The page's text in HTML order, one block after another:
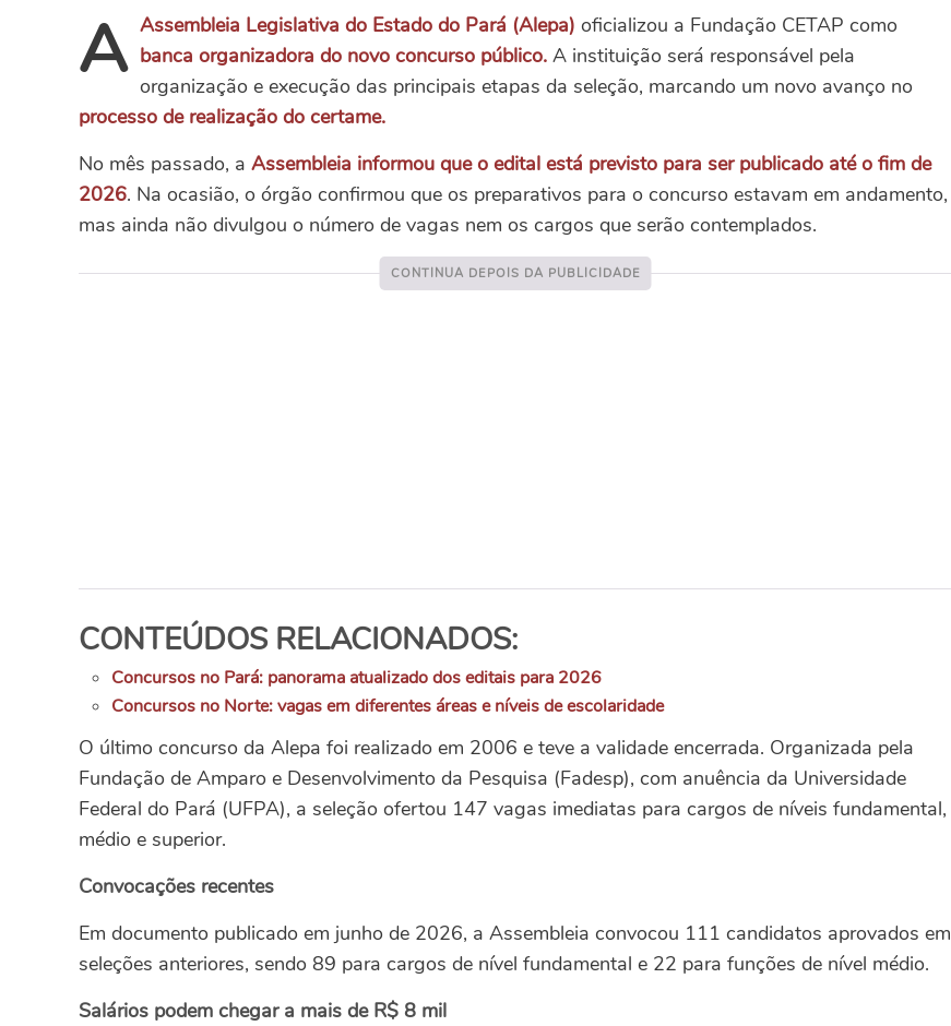
AAssembleia Legislativa do Estado do Pará (Alepa) oficializou a Fundação CETAP como
banca organizadora do novo concurso público.A instituição será responsável pela
organização e execução das principais etapas da seleção, marcando um novo avanço no
processo de realização do certame.
No mês passado, a Assembleia informou que o edital está previsto para ser publicado até o fim de
2026. Na ocasião, o órgão confirmou que os preparativos para o concurso estavam em andamento,
mas ainda não divulgou o número de vagas nem os cargos que serão contemplados.
CONTEÚDOS RELACIONADOS:
Concursos no Pará: panorama atualizado dos editais para 2026
Concursos no Norte: vagas em diferentes áreas e níveis de escolaridade
O último concurso da Alepa foi realizado em 2006 e teve a validade encerrada. Organizada pela
Fundação de Amparo e Desenvolvimento da Pesquisa (Fadesp), com anuência da Universidade
Federal do Pará (UFPA), a seleção ofertou 147 vagas imediatas para cargos de níveis fundamental,
médio e superior.
Convocações recentes
Em documento publicado em junho de 2026, a Assembleia convocou 111 candidatos aprovados em
seleções anteriores, sendo 89 para cargos de nível fundamental e 22 para funções de nível médio.
Salários podem chegar a mais de R$ 8 mil